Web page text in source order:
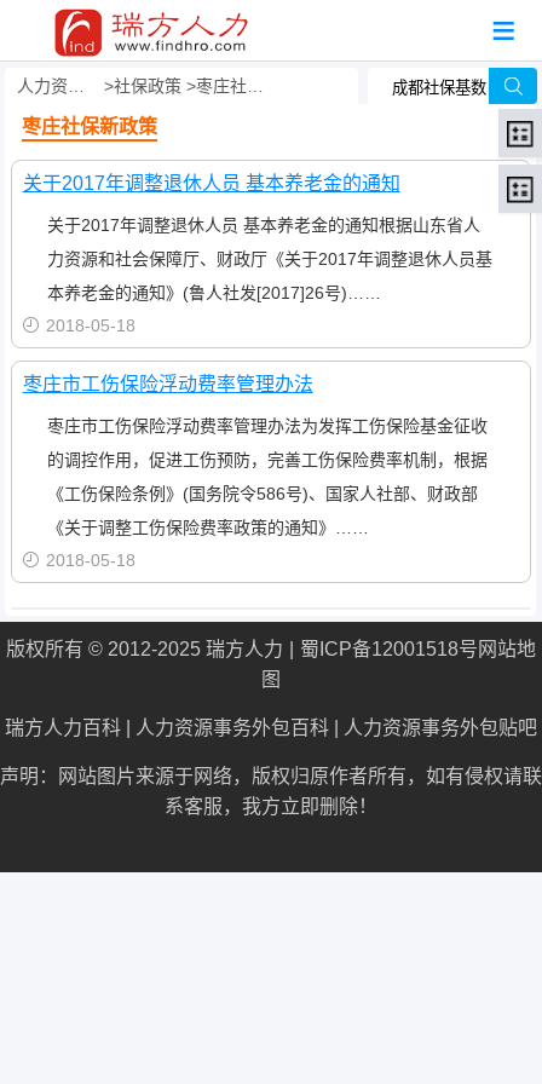
社保政策 枣庄社保新政策
枣庄社保新政策
关于2017年调整退休人员 基本养老金的通知
关于2017年调整退休人员 基本养老金的通知根据山东省人
力资源和社会保障厅、财政厅《关于2017年调整退休人员基
本养老金的通知》(鲁人社发[2017]26号)……
2018-05-18
枣庄市工伤保险浮动费率管理办法
枣庄市工伤保险浮动费率管理办法为发挥工伤保险基金征收
的调控作用，促进工伤预防，完善工伤保险费率机制，根据
《工伤保险条例》(国务院令586号)、国家人社部、财政部
《关于调整工伤保险费率政策的通知》……
2018-05-18
版权所有 © 2012-2025 瑞方人力 蜀ICP备12001518号 网站地
图
瑞方人力百科 人力资源事务外包百科 人力资源事务外包贴吧
声明：网站图片来源于网络，版权归原作者所有，如有侵权请联
系客服，我方立即删除！